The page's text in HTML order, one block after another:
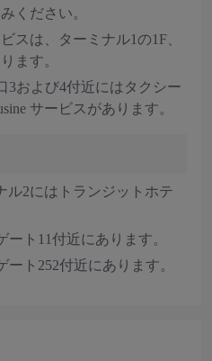
ください。
スは、ターミナル1の1F、
ます。
3および4付近にはタクシー
サービスがあります。
ル2にはトランジットホテ
ート11付近にあります。
ート252付近にあります。